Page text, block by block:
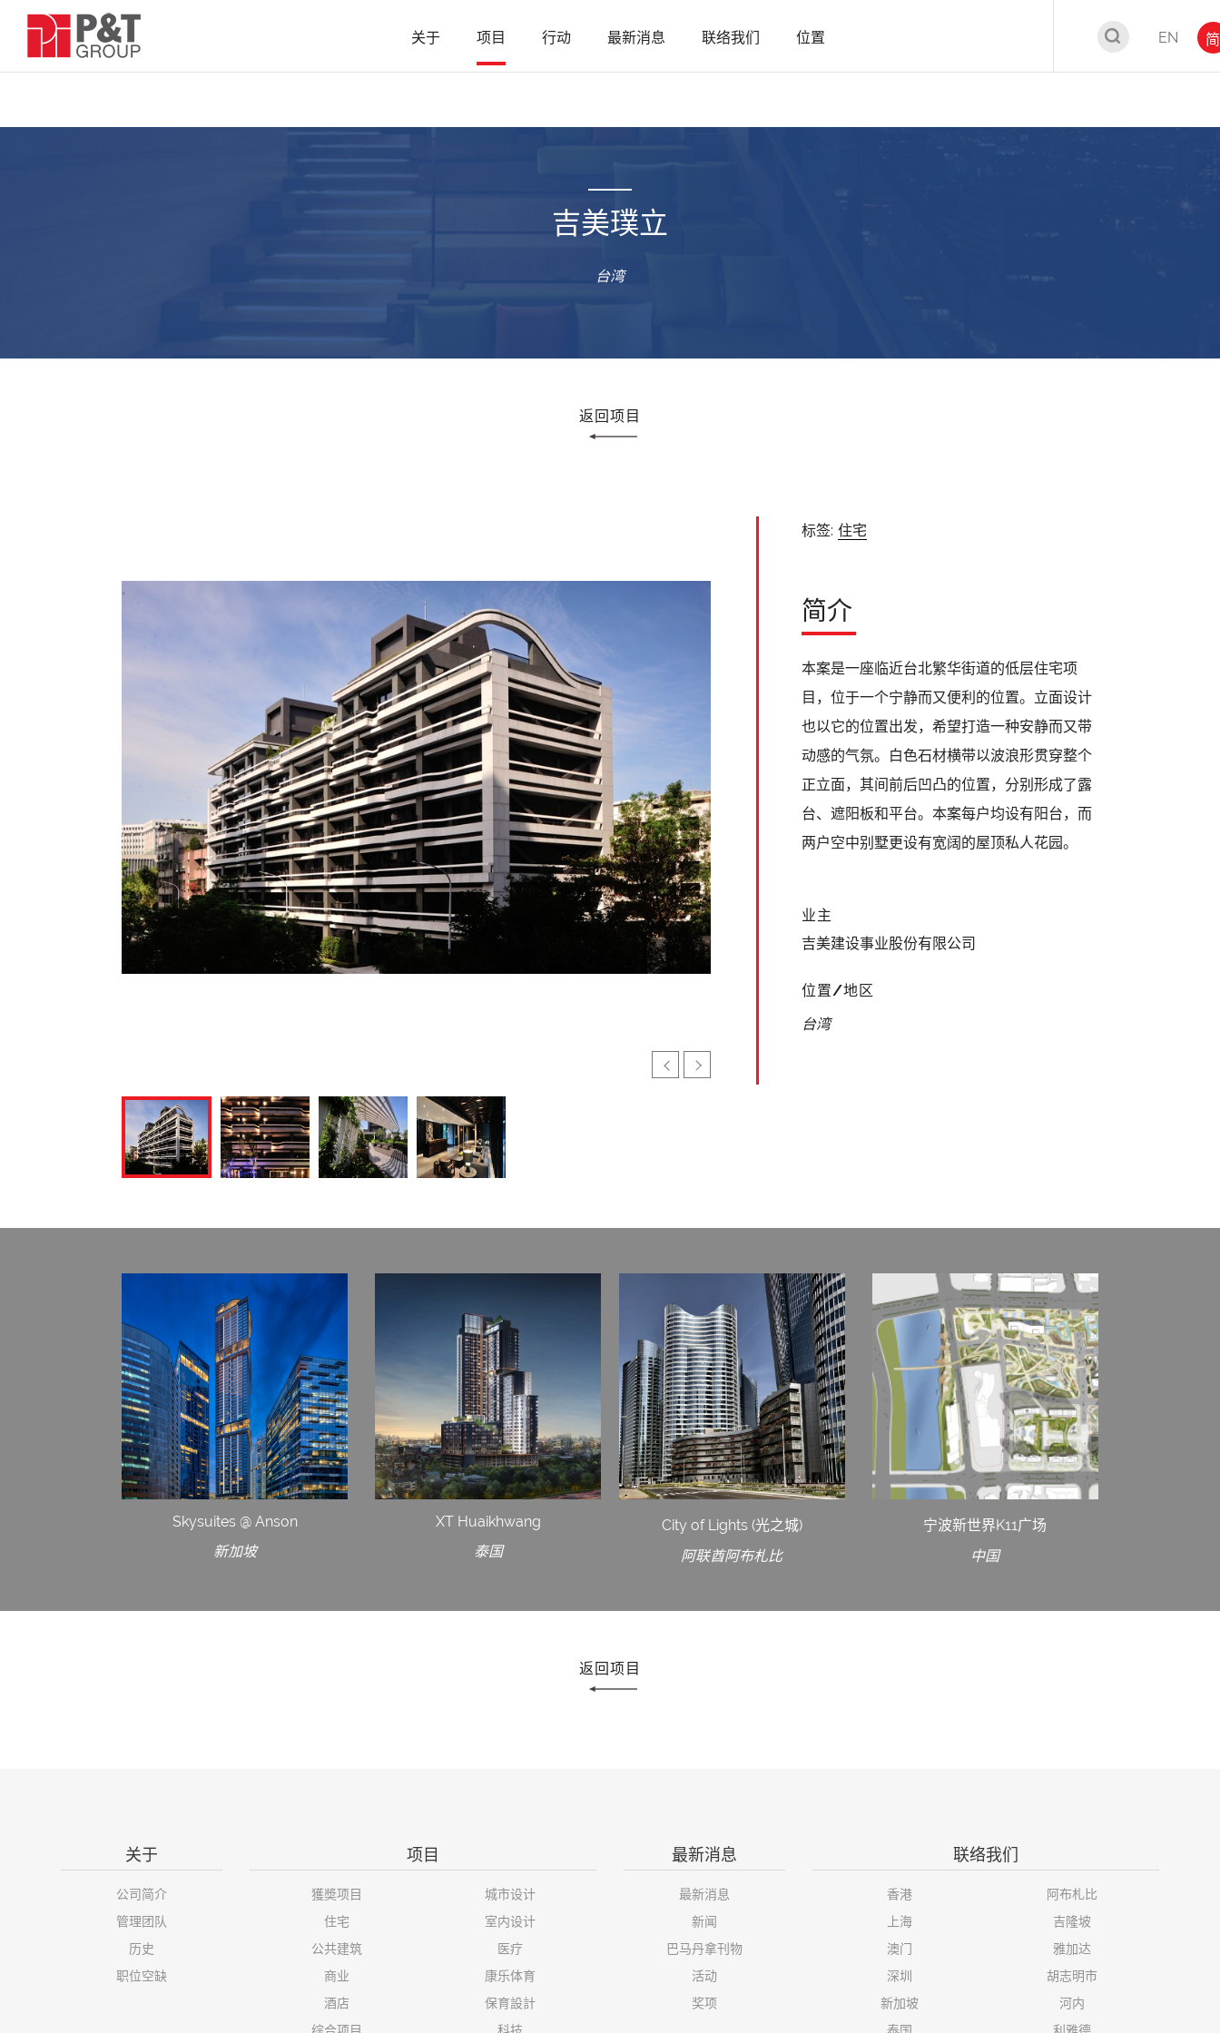
关于 项目 行动 最新消息 联络我们 位置 EN 简
吉美璞立
台湾
返回项目
标签: 住宅
简介
本案是一座临近台北繁华街道的低层住宅项
目，位于一个宁静而又便利的位置。立面设计
也以它的位置出发，希望打造一种安静而又带
动感的气氛。白色石材横带以波浪形贯穿整个
正立面，其间前后凹凸的位置，分别形成了露
台、遮阳板和平台。本案每户均设有阳台，而
两户空中别墅更设有宽阔的屋顶私人花园。
业主
吉美建设事业股份有限公司
位置/地区
台湾
Skysuites @ Anson
新加坡
XT Huaikhwang
泰国
City of Lights (光之城)
阿联酋阿布札比
宁波新世界K11广场
中国
返回项目
关于
公司简介
管理团队
历史
职位空缺
项目
獲奬项目
住宅
公共建筑
商业
酒店
城市设计
室内设计
医疗
康乐体育
保育設計
最新消息
最新消息
新闻
巴马丹拿刊物
活动
奖项
联络我们
香港
上海
澳门
深圳
新加坡
阿布札比
吉隆坡
雅加达
胡志明市
河内